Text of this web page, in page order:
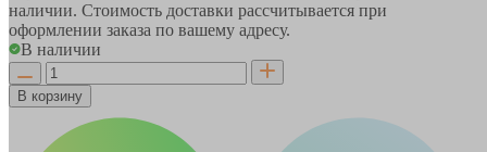
наличии. Стоимость доставки рассчитывается при
оформлении заказа по вашему адресу.
В наличии
В корзину